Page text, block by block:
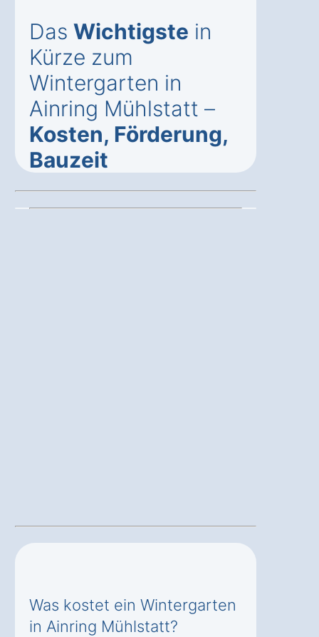
Das Wichtigste in
Kürze zum
Wintergarten in
Ainring Mühlstatt –
Kosten, Förderung,
Bauzeit
Was kostet ein Wintergarten
in Ainring Mühlstatt?